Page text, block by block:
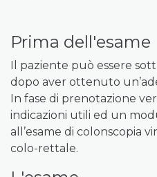
Prima dell'esame
Il paziente può essere
dopo aver ottenuto
In fase di prenotazione
indicazioni utili ed un
all’esame di colonscopia
colo-rettale.